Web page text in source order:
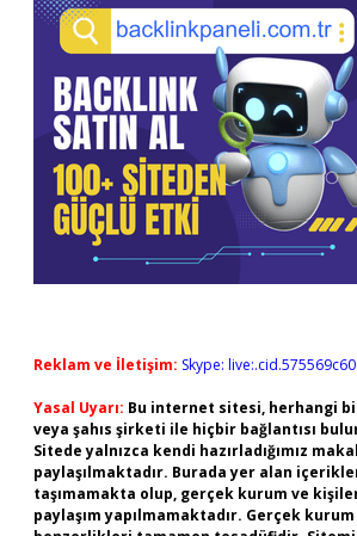
Reklam ve İletişim: Skype:
Yasal Uyarı: Bu internet sitesi, herhangi
veya şahıs şirketi ile hiçbir bağlantısı
Sitede yalnızca kendi hazırladığımız
paylaşılmaktadır. Burada yer alan
taşımamakta olup, gerçek kurum ve
paylaşım yapılmamaktadır. Gerçek